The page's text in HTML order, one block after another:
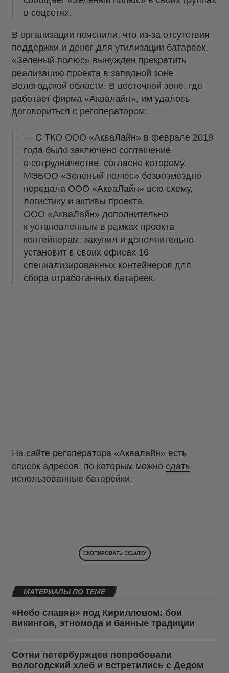
в соцсетях.
В организации пояснили, что из-за отсутствия
поддержки и денег для утилизации батареек,
«Зеленый полюс» вынужден прекратить
реализацию проекта в западной зоне
Вологодской области. В восточной зоне, где
работает фирма «Аквалайн», им удалось
договориться с регоператором:
— С ТКО ООО «АкваЛайн» в феврале 2019
года было заключено соглашение
о сотрудничестве, согласно которому,
МЭБОО «Зелёный полюс» безвозмездно
передала ООО «АкваЛайн» всю схему,
логистику и активы проекта.
ООО «АкваЛайн» дополнительно
к установленным в рамках проекта
контейнерам, закупил и дополнительно
установит в своих офисах 16
специализированных контейнеров для
сбора отработанных батареек.
На сайте регоператора «Аквалайн» есть
список адресов, по которым можно сдать
использованные батарейки.
СКОПИРОВАТЬ ССЫЛКУ
МАТЕРИАЛЫ ПО ТЕМЕ
«Небо славян» под Кирилловом: бои
викингов, этномода и банные традиции
Сотни петербуржцев попробовали
вологодский хлеб и встретились с Дедом